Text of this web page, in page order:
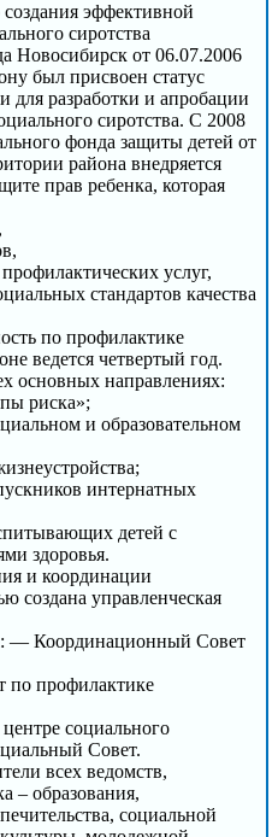
эффективной
сиротства
Новосибирск от 06.07.2006
был присвоен статус
для разработки и апробации
сиротства. С 2008
фонда защиты детей от
района внедряется
прав ребенка, которая
услуг,
стандартов качества
по профилактике
ведется четвертый год.
основных направлениях:
риска»;
и образовательном
интернатных
детей с
здоровья.
и координации
создана управленческая
— Координационный Совет
профилактике
социального
Совет.
всех ведомств,
– образования,
социальной